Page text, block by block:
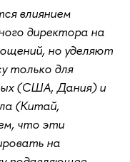
влиянием
директора на
но уделяют
только для
(США, Дания) и
(Китай,
что эти
на